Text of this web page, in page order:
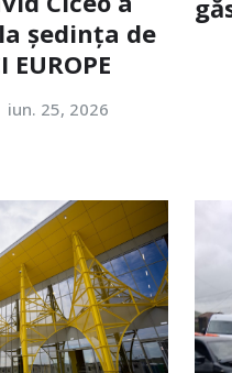
ședința de
EUROPE
iun. 25, 2026